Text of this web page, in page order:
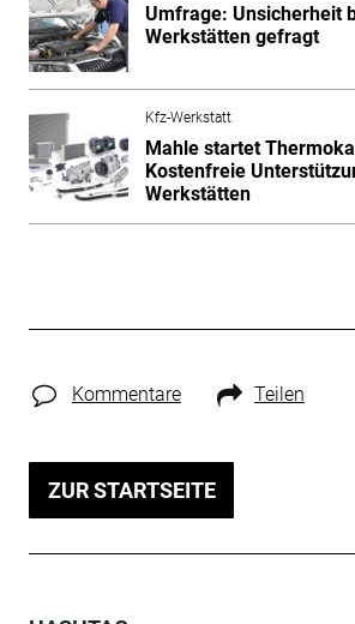
Umfrage: Unsicherheit
Werkstätten gefragt
Kfz-Werkstatt
Mahle startet
Kostenfreie
Werkstätten
Kommentare Teilen
ZUR STARTSEITE